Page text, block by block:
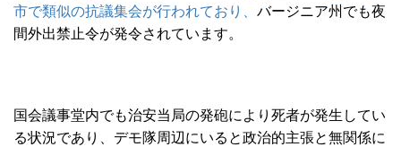
市で類似の抗議集会が行われており、 バージニア州でも夜
間外出禁止令が発令されています。
国会議事堂内でも治安当局の発砲により死者が発生してい
る状況であり、デモ隊周辺にいると政治的主張と無関係に